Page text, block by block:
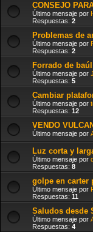
CONSEJO
Último mensaje por
Respuestas: 2
Problemas de
Último mensaje por
Respuestas: 2
Forrado de
Último mensaje por
Respuestas: 5
Cambiar
Último mensaje por
Respuestas: 12
VENDO
Último mensaje por
Luz corta y
Último mensaje por
Respuestas: 8
golpe en carter
Último mensaje por
Respuestas: 11
Saludos desde
Último mensaje por
Respuestas: 4